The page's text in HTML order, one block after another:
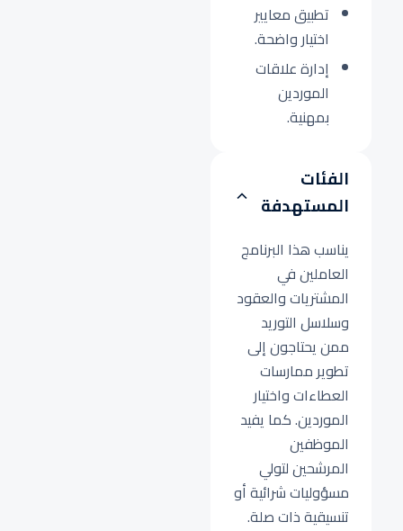
تطبيق معايير
اختيار واضحة.
إدارة علاقات
الموردين
بمهنية.
الفئات
المستهدفة
يناسب هذا البرنامج
العاملين في
المشتريات والعقود
وسلاسل التوريد
ممن يحتاجون إلى
تطوير ممارسات
العطاءات واختيار
الموردين. كما يفيد
الموظفين
المرشحين لتولي
مسؤوليات شرائية أو
تنسيقية ذات صلة.